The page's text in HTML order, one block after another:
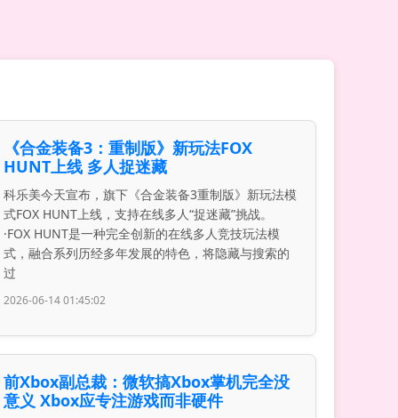
《合金装备3：重制版》新玩法FOX
HUNT上线 多人捉迷藏
科乐美今天宣布，旗下《合金装备3重制版》新玩法模
式FOX HUNT上线，支持在线多人“捉迷藏”挑战。
·FOX HUNT是一种完全创新的在线多人竞技玩法模
式，融合系列历经多年发展的特色，将隐藏与搜索的
过
2026-06-14 01:45:02
前Xbox副总裁：微软搞Xbox掌机完全没
意义 Xbox应专注游戏而非硬件